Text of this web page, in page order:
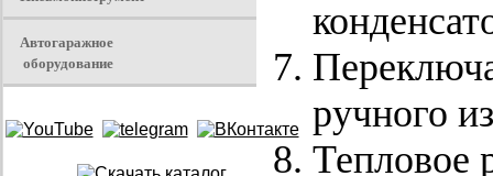
Автогаражное
оборудование
ручного
Тепловое